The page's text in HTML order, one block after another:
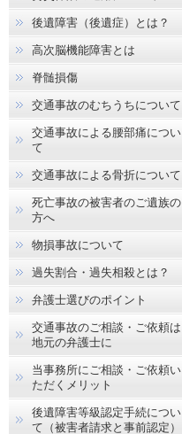
後遺障害（後遺症）とは？
高次脳機能障害とは
脊髄損傷
交通事故のむちうちについて
交通事故による腰部痛につい
て
交通事故による骨折について
死亡事故の被害者のご遺族の
方へ
物損事故について
過失割合・過失相殺とは？
弁護士選びのポイント
交通事故のご相談・ご依頼は
地元の弁護士に
当事務所にご相談・ご依頼い
ただくメリット
後遺障害等級認定手続につい
て（被害者請求と事前認定）